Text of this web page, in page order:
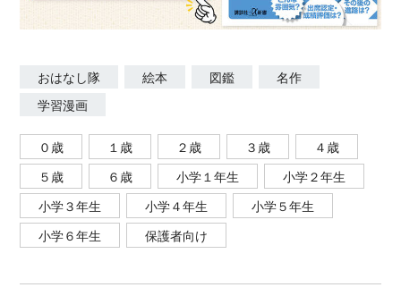
おはなし隊 絵本 図鑑
名作
学習漫画
０歳 １歳 ２歳 ３歳
４歳
５歳
６歳 小学１年生
小学２年生
小学３年生
小学４年生
小学５年生
小学６年生
保護者向け